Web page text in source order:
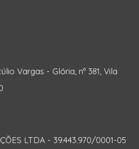
Vargas - Glória, nº 381, Vila
LTDA - 39.443.970/0001-05